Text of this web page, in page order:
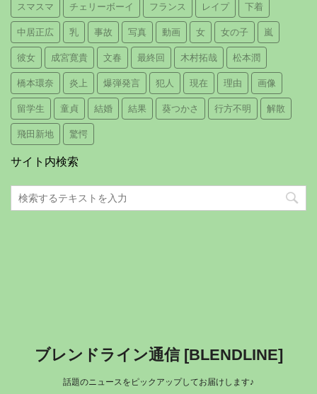
スマスマ チェリーボーイ フランス レイプ 下着
中居正広 乳 事故 写真 動画 女 女の子 嵐
彼女 成宮寛貴 文春 最終回 木村拓哉 松本潤
橋本環奈 炎上 爆弾発言 犯人 現在 理由 画像
留学生 童貞 結婚 結果 葵つかさ 行方不明 解散
飛田新地 驚愕
サイト内検索
ブレンドライン通信 [BLENDLINE]
話題のニュースをピックアップしてお届けします♪